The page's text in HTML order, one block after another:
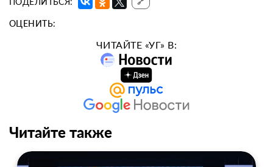
ОЦЕНИТЬ:
ЧИТАЙТЕ «УГ» В:
Читайте также